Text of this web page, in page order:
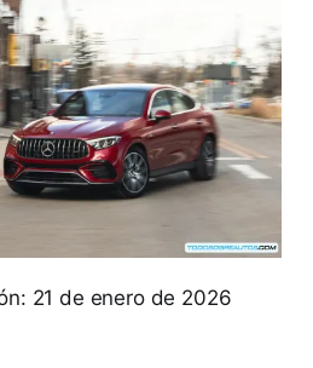
21 de enero de 2026